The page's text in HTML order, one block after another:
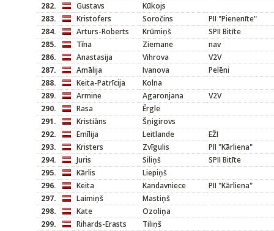
282.
Gustavs
Kūkojs
283.
Kristofers Soročins
PII "Pienenīte"
284.
Arturs-Roberts Krūmiņš
SPII Bitīte
285.
Tīna Ziemane
nav
286.
Anastasija Vihrova
V2V
287.
Amālija Ivanova
Pelēni
288.
Keita-Patrīcija
Kolna
289.
Armine Agaronjana
V2V
290.
Rasa
Ērgle
291.
Kristiāns
Šņigirovs
292.
Emīlija Leitlande
EŽI
293.
Kristers Zvīgulis
PII "Kārliena"
294.
Juris Siliņš
SPII Bitīte
295.
Kārlis
Liepiņš
296.
Keita Kandavniece
PII "Kārliena"
297.
Laimiņš
Mastiņš
298.
Kate
Ozoliņa
299.
Rihards-Erasts
Tiliņš